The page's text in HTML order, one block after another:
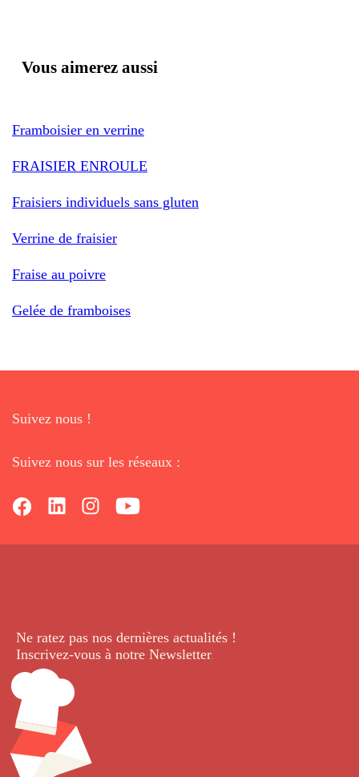
Vous aimerez aussi
Framboisier en verrine
FRAISIER ENROULE
Fraisiers individuels sans gluten
Verrine de fraisier
Fraise au poivre
Gelée de framboises
Suivez nous !
Suivez nous sur les réseaux :
Ne ratez pas nos dernières actualités !
Inscrivez-vous à notre Newsletter.